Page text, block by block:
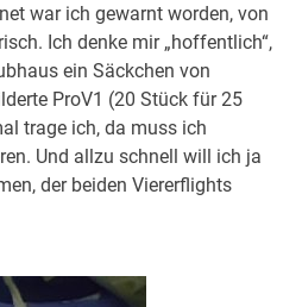
war ich gewarnt worden, von
Ich denke mir „hoffentlich“,
ein Säckchen von
ProV1 (20 Stück für 25
trage ich, da muss ich
Und allzu schnell will ich ja
der beiden Viererflights